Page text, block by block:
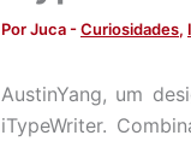
PorJuca-Curiosidades,
AustinYang, um
iTypeWriter.